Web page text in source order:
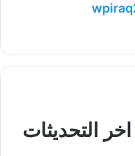
التحديثات